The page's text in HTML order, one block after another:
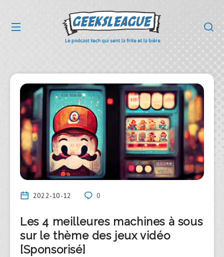
2022-10-12 0
Les 4 meilleures machines à sous
sur le thème des jeux vidéo
[Sponsorisé]